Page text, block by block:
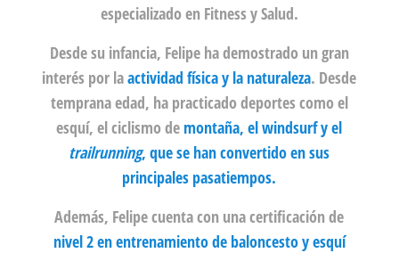
especializado en Fitness y Salud.
Desde su infancia, Felipe ha demostrado un gran
interés por laactividad física y la naturaleza. Desde
temprana edad, ha practicado deportes como el
esquí, el ciclismo de montaña, el windsurf y el
trailrunning, que se han convertido en sus
principales pasatiempos.
Además, Felipe cuenta con una certificación de
nivel 2 en entrenamiento de baloncesto y esquí